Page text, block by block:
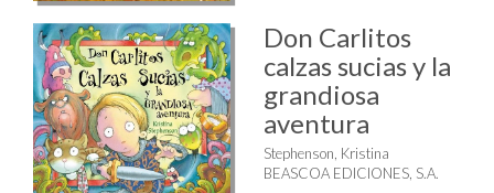
Don Carlitos
calzas sucias y la
grandiosa
aventura
Stephenson, Kristina
BEASCOA EDICIONES, S.A.